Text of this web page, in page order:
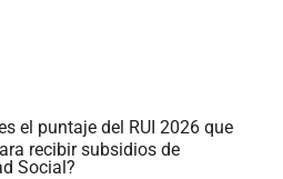
el puntaje del RUI 2026 que
recibir subsidios de
Social?